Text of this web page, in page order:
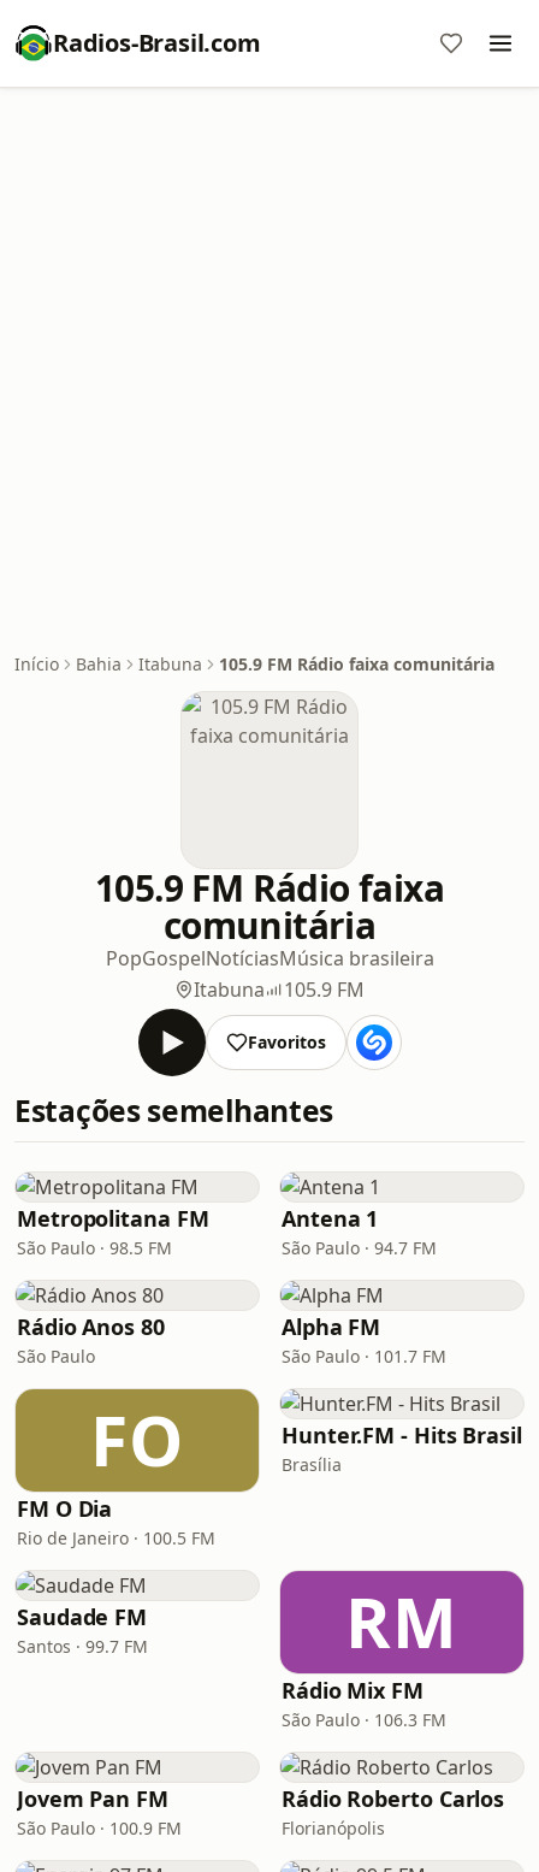
Radios-Brasil.com
Início Bahia Itabuna 105.9 FM Rádio faixa comunitária
105.9 FM Rádio faixa
comunitária
PopGospelNotíciasMúsica brasileira
Itabuna
105.9 FM
Favoritos
Estações semelhantes
Metropolitana FM
São Paulo · 98.5 FM
Antena 1
São Paulo · 94.7 FM
Rádio Anos 80
São Paulo
Alpha FM
São Paulo · 101.7 FM
FO
FM O Dia
Rio de Janeiro · 100.5 FM
Hunter.FM - Hits Brasil
Brasília
Saudade FM
Santos · 99.7 FM RM
Rádio Mix FM
São Paulo · 106.3 FM
Jovem Pan FM
São Paulo · 100.9 FM
Rádio Roberto Carlos
Florianópolis